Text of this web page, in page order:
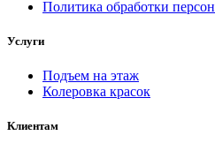
Политика обработки
Услуги
Подъем на этаж
Колеровка красок
Клиентам